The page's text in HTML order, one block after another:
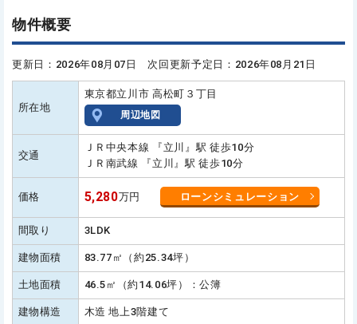
物件概要
更新日：2026年08月07日 次回更新予定日：2026年08月21日
所在地
東京都立川市 高松町３丁目
周辺地図
交通
ＪＲ中央本線 『立川』駅 徒歩10分
ＪＲ南武線 『立川』駅 徒歩10分
価格 5,280万円 ローンシミュレーション
間取り 3LDK
建物面積 83.77㎡（約25.34坪）
土地面積 46.5㎡（約14.06坪）：公簿
建物構造 木造 地上3階建て